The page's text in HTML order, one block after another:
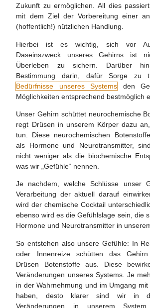
Zukunft zu ermöglichen. All dies
mit dem Ziel der Vorbereitung einer
(hoffentlich!) nützlichen Handlung.
Hierbei ist es wichtig, sich vor
Daseinszweck unseres Gehirns ist
Überleben zu sichern. Darüber
Bestimmung darin, dafür Sorge
Bedürfnisse unseres Systemsden
Möglichkeiten entsprechend bestmöglich
Unser Gehirn schüttet neurochemische
regt Drüsen in unserem Körper dazu
tun. Diese neurochemischen
als Hormone und Neurotransmitter,
nicht weniger als die biochemische
was wir „Gefühle“ nennen.
Je nachdem, welche Schlüsse unser
Verarbeitung der aktuell darauf
wird der chemische Cocktail
ebenso wird es die Gefühlslage sein, die
Hormone und Neurotransmitter in
So entstehen also unsere Gefühle: In
oder Innenreize schütten das
Drüsen Botenstoffe aus. Diese
Veränderungen unseres Systems. Je
in der Wahrnehmung und im Umgang
haben, desto klarer sind wir in
Veränderungen in unserem